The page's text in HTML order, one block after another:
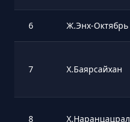
6 Ж.Энх-Октябрь
7 Х.Баярсайхан
8 Х.Наранцацрал